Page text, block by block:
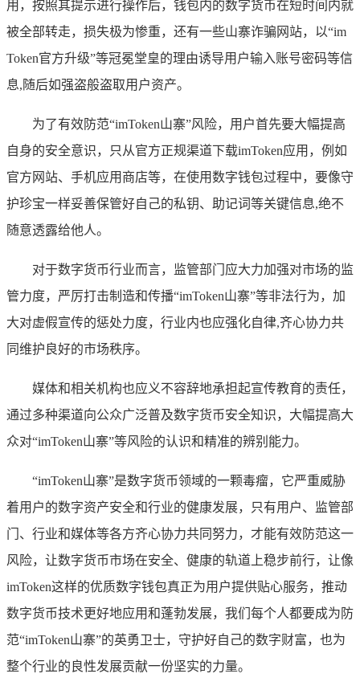
用，按照其提示进行操作后，钱包内的数字货币在短时间内就
被全部转走，损失极为惨重，还有一些山寨诈骗网站，以“im
Token官方升级”等冠冕堂皇的理由诱导用户输入账号密码等信
息,随后如强盗般盗取用户资产。
为了有效防范“imToken山寨”风险，用户首先要大幅提高
自身的安全意识，只从官方正规渠道下载imToken应用，例如
官方网站、手机应用商店等，在使用数字钱包过程中，要像守
护珍宝一样妥善保管好自己的私钥、助记词等关键信息,绝不
随意透露给他人。
对于数字货币行业而言，监管部门应大力加强对市场的监
管力度，严厉打击制造和传播“imToken山寨”等非法行为，加
大对虚假宣传的惩处力度，行业内也应强化自律,齐心协力共
同维护良好的市场秩序。
媒体和相关机构也应义不容辞地承担起宣传教育的责任，
通过多种渠道向公众广泛普及数字货币安全知识，大幅提高大
众对“imToken山寨”等风险的认识和精准的辨别能力。
“imToken山寨”是数字货币领域的一颗毒瘤，它严重威胁
着用户的数字资产安全和行业的健康发展，只有用户、监管部
门、行业和媒体等各方齐心协力共同努力，才能有效防范这一
风险，让数字货币市场在安全、健康的轨道上稳步前行，让像
imToken这样的优质数字钱包真正为用户提供贴心服务，推动
数字货币技术更好地应用和蓬勃发展，我们每个人都要成为防
范“imToken山寨”的英勇卫士，守护好自己的数字财富，也为
整个行业的良性发展贡献一份坚实的力量。